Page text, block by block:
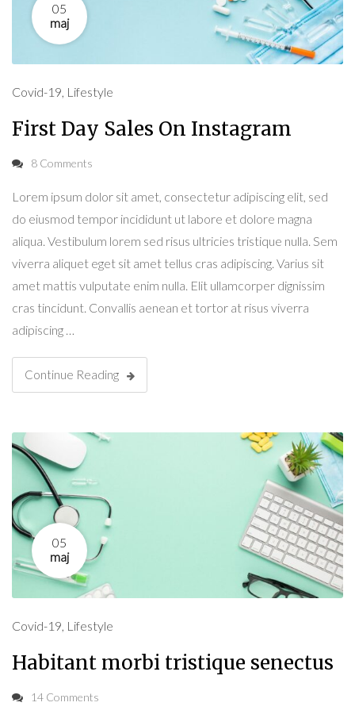
05
maj
Covid-19, Lifestyle
First Day Sales On Instagram
8 Comments
Lorem ipsum dolor sit amet, consectetur adipiscing elit, sed
do eiusmod tempor incididunt ut labore et dolore magna
aliqua. Vestibulum lorem sed risus ultricies tristique nulla. Sem
viverra aliquet eget sit amet tellus cras adipiscing. Varius sit
amet mattis vulputate enim nulla. Elit ullamcorper dignissim
cras tincidunt. Convallis aenean et tortor at risus viverra
adipiscing …
Continue Reading
05
maj
Covid-19, Lifestyle
Habitant morbi tristique senectus
14 Comments